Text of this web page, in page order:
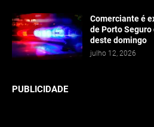
Comerciante é
de Porto
deste domingo
julho 12, 2026
PUBLICIDADE